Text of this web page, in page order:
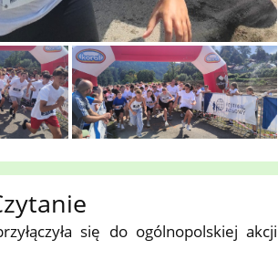
się do ogólnopolskiej akcji